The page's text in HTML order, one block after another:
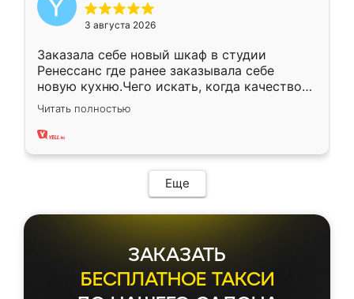
3 августа 2026
Заказала себе новый шкаф в студии
Ренессанс где ранее заказывала себе
новую кухню.Чего искать, когда качеством
вполне довольна. Служит кухня уже почти
два года, нареканий нет.
Читать полностью
Еще
ЗАКАЗАТЬ
БЕСПЛАТНОЕ ТАКСИ